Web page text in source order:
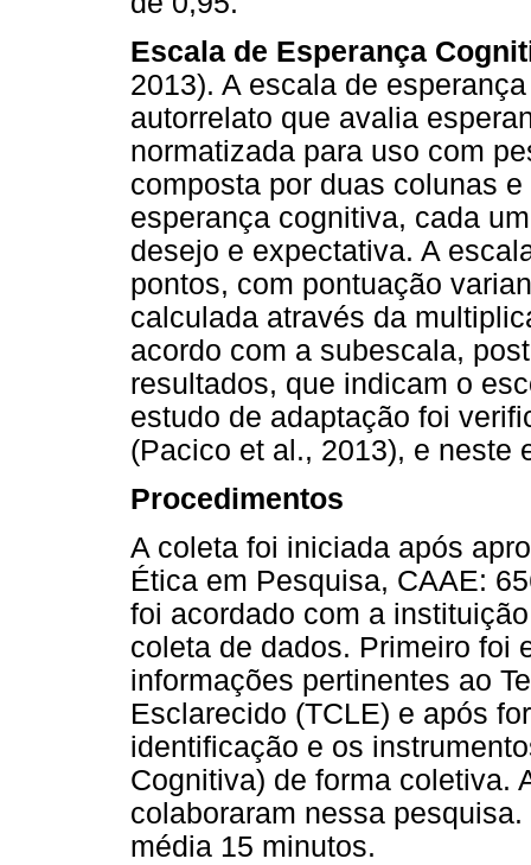
Escala de Esperança
2013). A escala de
autorrelato que avalia
normatizada para uso com
composta por duas colunas
esperança cognitiva, cada
desejo e expectativa. A
pontos, com pontuação
calculada através da
acordo com a subescala,
resultados, que indicam o
estudo de adaptação foi
(Pacico et al., 2013), e neste
Procedimentos
A coleta foi iniciada após
Ética em Pesquisa, CAAE:
foi acordado com a
coleta de dados. Primeiro foi
informações pertinentes ao
Esclarecido (TCLE) e após
identificação e os
Cognitiva) de forma coletiva.
colaboraram nessa
média 15 minutos.